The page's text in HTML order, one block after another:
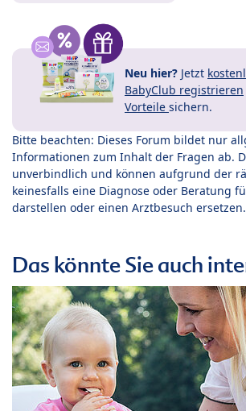
Neu hier? Jetzt
BabyClub registrieren
Vorteile sichern.
Bitte beachten: Dieses Forum bildet nur
Informationen zum Inhalt der Fragen ab.
unverbindlich und können aufgrund der
keinesfalls eine Diagnose oder Beratung
darstellen oder einen Arztbesuch ersetzen.
Das könnte Sie auch